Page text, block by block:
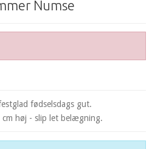
Numse
fødselsdags gut.
cm høj - slip let belægning.